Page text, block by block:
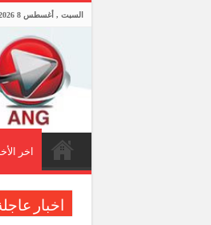
السبت , أغسطس 8 2026
اخر
اخبار